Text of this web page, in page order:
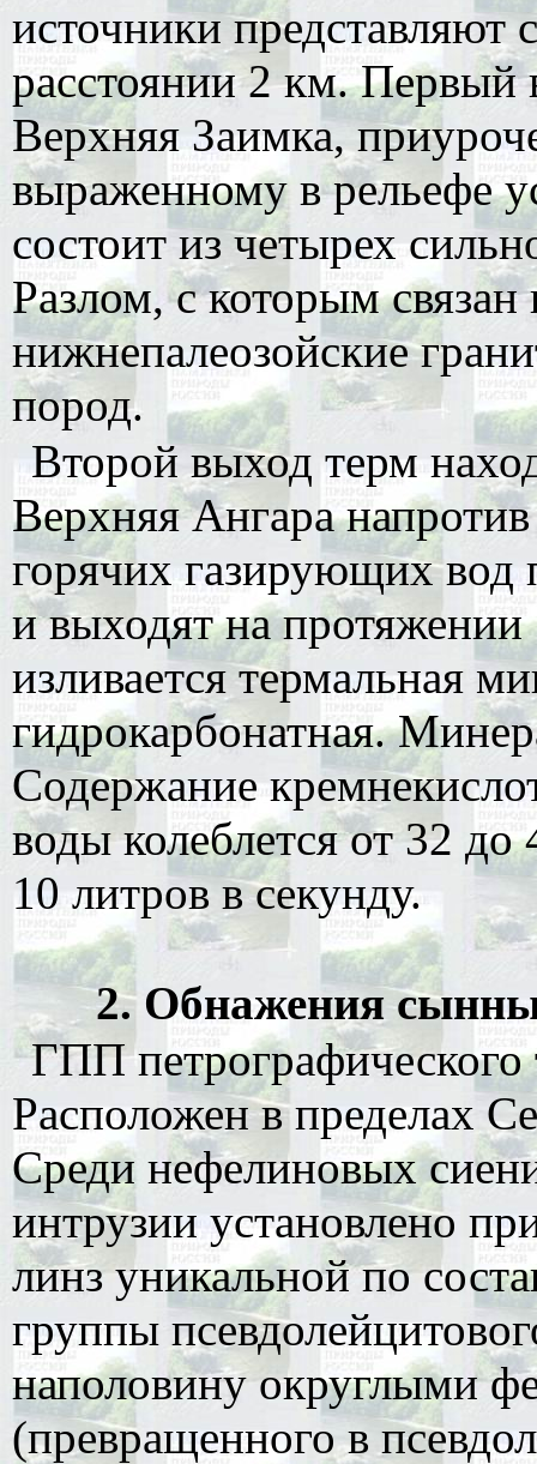
источники представляют
расстоянии 2 км.
Верхняя Заимка,
выраженному в рельефе
состоит из четырех
Разлом, с которым
нижнепалеозойские
пород.
Второй выход терм
Верхняя Ангара
горячих газирующих
и выходят на
изливается термальная
гидрокарбонатная.
Содержание
воды колеблется от 32
10 литров в секунду.
2. Обнажения
ГПП петрографического
Расположен в пределах
Среди нефелиновых
интрузии установлено
линз уникальной по
группы
наполовину округлыми
(превращенного в